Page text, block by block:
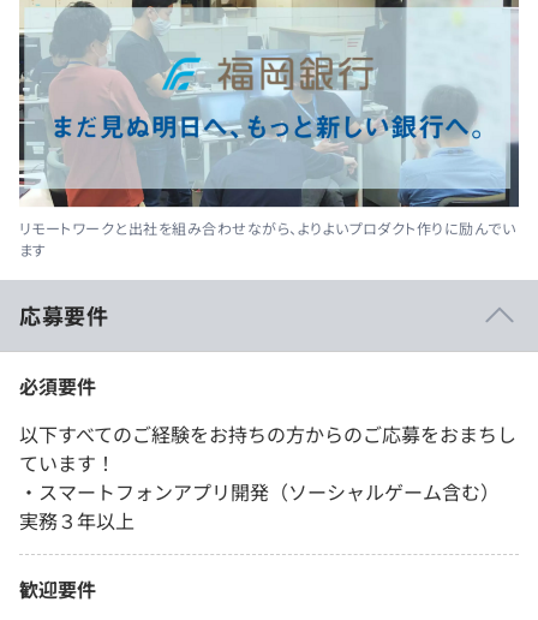
リモートワークと出社を組み合わせながら、よりよいプロダクト作りに励んでい
ます
応募要件
必須要件
以下すべてのご経験をお持ちの方からのご応募をおまちし
ています！
・スマートフォンアプリ開発（ソーシャルゲーム含む）
実務３年以上
歓迎要件